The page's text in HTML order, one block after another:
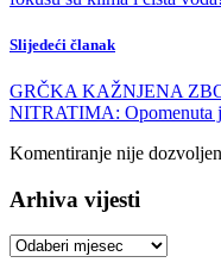
Slijedeći članak
GRČKA KAŽNJENA
NITRATIMA: Opomenuta
Komentiranje nije
Arhiva vijesti
Arhiva